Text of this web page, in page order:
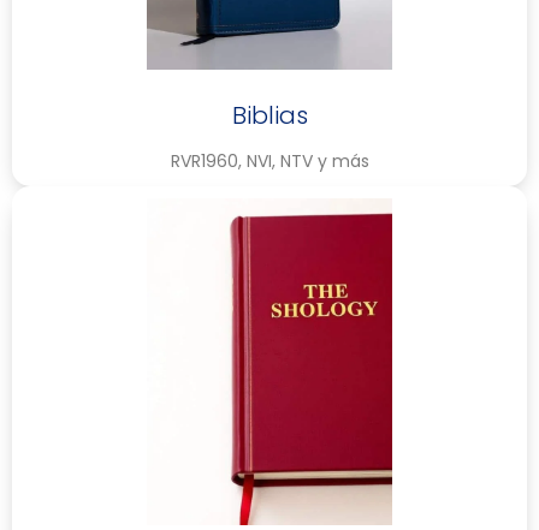
Biblias
RVR1960, NVI, NTV y más